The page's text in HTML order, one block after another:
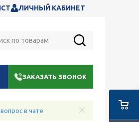
ЛИЧНЫЙ КАБИНЕТ
ЗАКАЗАТЬ ЗВОНОК
в чате